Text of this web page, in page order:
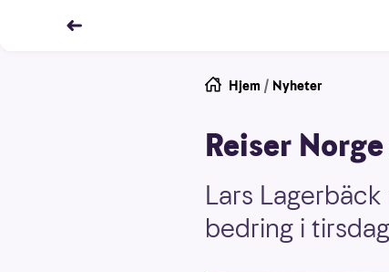
Hjem / Nyheter
Reiser
Lars
bedring i